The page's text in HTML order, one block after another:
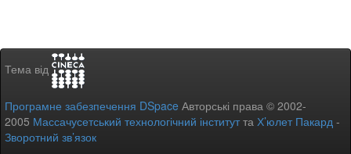
Тема від
Програмне забезпечення DSpace Авторські права © 2002-
2005 Массачусетський технологічний інститутта Х’юлет Пакард -
Зворотний зв’язок